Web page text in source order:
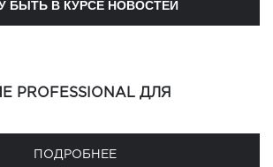
PROFESSIONAL ДЛЯ
ПОДРОБНЕЕ